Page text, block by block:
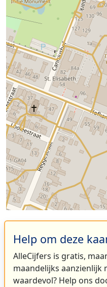
Help om deze
AlleCijfers is gratis,
maandelijks aanzienlijk
waardevol? Help ons